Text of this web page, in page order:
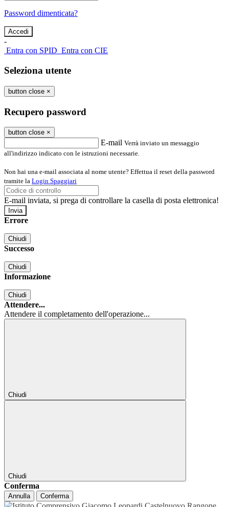
Password dimenticata?
-
Entra con SPID Entra con CIE
Seleziona utente
button close ×
Recupero password
button close ×
E-mail Verrà inviato un messaggio
all'indirizzo indicato con le istruzioni necessarie.
Non hai una e-mail associata al nome utente? Effettua il reset della password
tramite la Login Spaggiari
E-mail inviata, si prega di controllare la casella di posta elettronica!
Errore
Chiudi
Successo
Chiudi
Informazione
Chiudi
Attendere...
Attendere il completamento dell'operazione...
Chiudi
Chiudi
Conferma
Annulla Conferma